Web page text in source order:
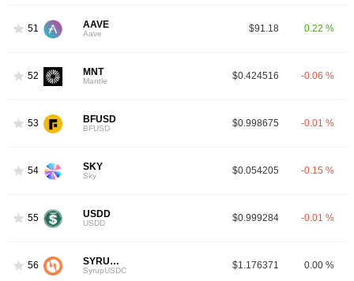
51 AAVE
Aave $91.18 0.22 %
52 MNT
Mantle $0.424516 -0.06 %
53 BFUSD
BFUSD $0.998675 -0.01 %
54 SKY
Sky $0.054205 -0.15 %
55 USDD
USDD $0.999284 -0.01 %
56 SYRUPUSDC
SyrupUSDC $1.176371 0.00 %